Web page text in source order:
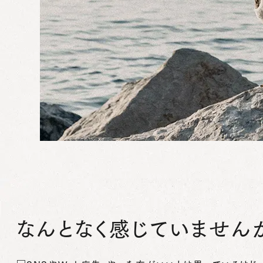
なんとなく感じていません